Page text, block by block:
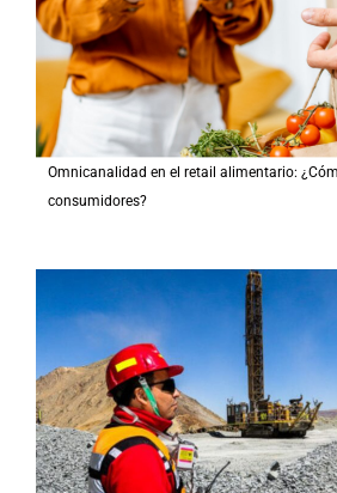
Omnicanalidad en el retail alimentario:
consumidores?